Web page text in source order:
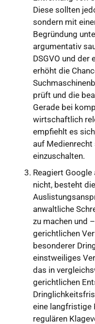
Diese sollten
sondern mit
Begründung
argumentativ
DSGVO und der
erhöht die
prüft und die
Gerade bei
wirtschaftlich
empfiehlt es
auf Medienrecht
einzuschalten.
Reagiert
nicht, besteht
anwaltliche
zu machen und
gerichtlichen
besonderer
einstweiliges
das in
gerichtlichen
eine langfristige
regulären